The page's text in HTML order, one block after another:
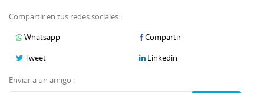
Compartir en tus redes sociales:
Whatsapp
Compartir
Tweet
Linkedin
Enviar a un amigo :